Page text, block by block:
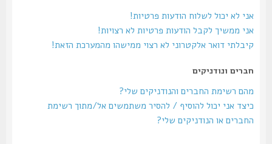
אני לא יכול לשלוח הודעות פרטיות!
אני ממשיך לקבל הודעות פרטיות לא רצויות!
קיבלתי דואר אלקטרוני לא רצוי ממישהו מהמערכת הזאת!
חברים ונודניקים
מהם רשימת החברים והנודניקים שלי?
כיצד אני יכול להוסיף / להסיר משתמשים אל/מתוך רשימת
החברים או הנודניקים שלי?